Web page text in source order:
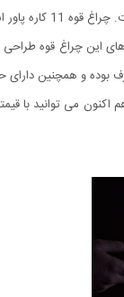
و همچنین دارای